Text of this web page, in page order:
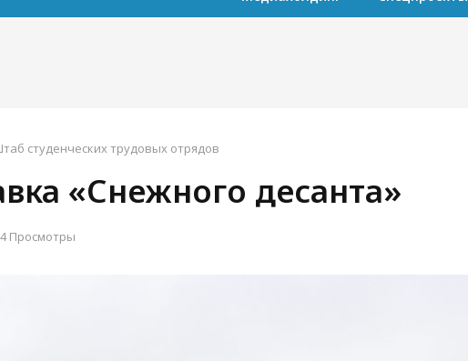
студенческих трудовых отрядов
«Снежного десанта»
Просмотры